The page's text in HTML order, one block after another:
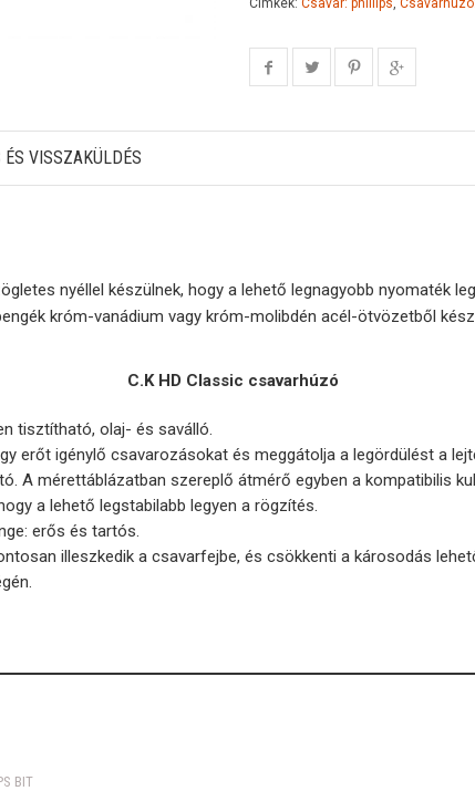
Címkék: Csavar: phillips,
VISSZAKÜLDÉS
nyéllel készülnek, hogy a lehető legnagyobb nyomaték
króm-vanádium vagy króm-molibdén acél-ötvözetből
C.K HD Classic csavarhúzó
tisztítható, olaj- és saválló.
erőt igénylő csavarozásokat és meggátolja a legördülést a
A mérettáblázatban szereplő átmérő egyben a kompatibilis
a lehető legstabilabb legyen a rögzítés.
erős és tartós.
illeszkedik a csavarfejbe, és csökkenti a károsodás
BIT